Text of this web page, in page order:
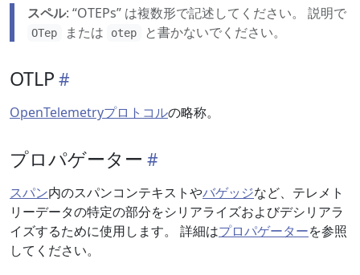
スペル: “OTEPs” は複数形で記述してください。 説明で
OTep または otep と書かないでください。
OTLP
OpenTelemetryプロトコルの略称。
プロパゲーター
スパン内のスパンコンテキストやバゲッジなど、テレメト
リーデータの特定の部分をシリアライズおよびデシリアラ
イズするために使用します。 詳細はプロパゲーターを参照
してください。